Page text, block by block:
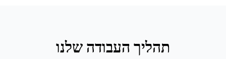
תהליך העבודה שלנו